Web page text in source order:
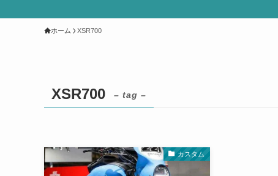
ホーム XSR700
XSR700 – tag –
カスタム